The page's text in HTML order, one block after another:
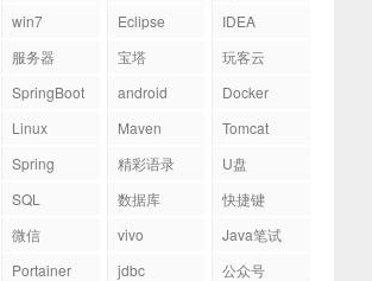
win7
Eclipse
IDEA
服务器
宝塔
玩客云
SpringBoot
android
Docker
Linux
Maven
Tomcat
Spring
精彩语录
U盘
SQL
数据库
快捷键
微信
vivo
Java笔试
Portainer
jdbc
公众号